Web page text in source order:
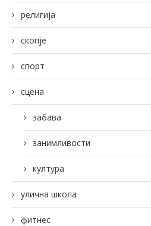
религија
скопје
спорт
сцена
забава
занимливости
култура
улична школа
фитнес